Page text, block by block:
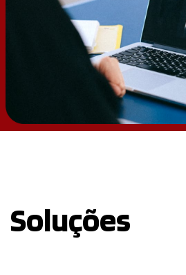
Soluções